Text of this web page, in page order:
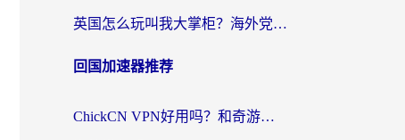
英国怎么玩叫我大掌柜？海外党国服游戏加速避坑指南（附实测推荐）
回国加速器推荐
ChickCN VPN好用吗？和奇游手游VPN对比哪个回国效果更好？海外党亲测实用指南